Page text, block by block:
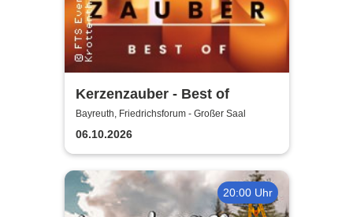
Kerzenzauber - Best of
Bayreuth, Friedrichsforum - Großer Saal
06.10.2026
20:00 Uhr